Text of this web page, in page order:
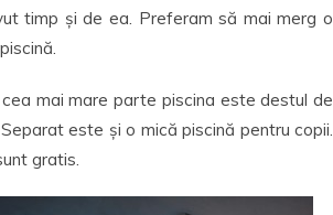
timp și de ea. Preferam să mai merg o
mai mare parte piscina este destul de
este și o mică piscină pentru copii.
gratis.